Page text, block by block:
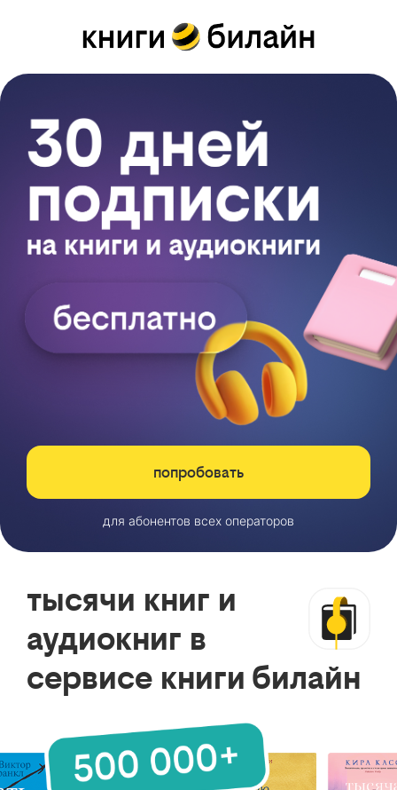
попробовать
для абонентов всех операторов
тысячи книг и
аудиокниг в
сервисе книги билайн